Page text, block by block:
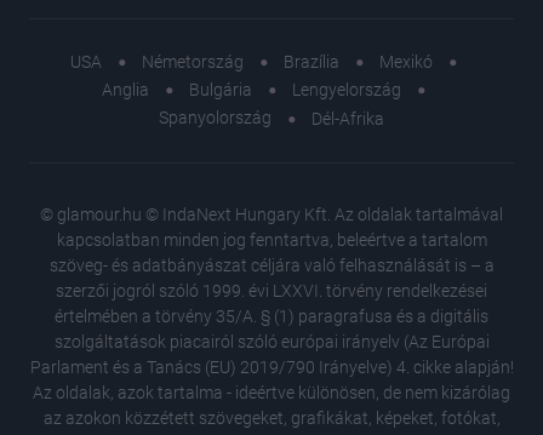
USA Németország Brazília
Mexikó
Anglia
Bulgária
Lengyelország
Spanyolország
Dél-Afrika
© glamour.hu © IndaNext Hungary Kft. Az oldalak tartalmával
kapcsolatban minden jog fenntartva, beleértve a tartalom
szöveg- és adatbányászat céljára való felhasználását is – a
szerzői jogról szóló 1999. évi LXXVI. törvény rendelkezései
értelmében a törvény 35/A. § (1) paragrafusa és a digitális
szolgáltatások piacairól szóló európai irányelv (Az Európai
Parlament és a Tanács (EU) 2019/790 Irányelve) 4. cikke alapján!
Az oldalak, azok tartalma - ideértve különösen, de nem kizárólag
az azokon közzétett szövegeket, grafikákat, képeket, fotókat,